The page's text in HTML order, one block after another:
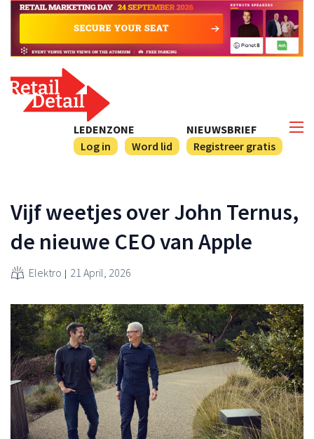
NIEUWSBRIEF
Registreer gratis
LEDENZONE
Log in
Word lid
Vijf weetjes over John Ternus,
de nieuwe CEO van Apple
Elektro 21 April, 2026